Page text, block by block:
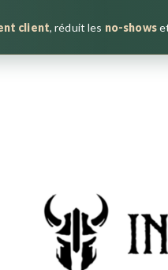
client, réduit les no-shows